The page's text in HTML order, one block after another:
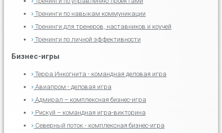
Тренинги по навыкам коммуникации
Тренинги для тренеров, наставников и коучей
Тренинги по личной эффективности
Бизнес-игры
Терра Инкогнита - командная деловая игра
Авиапром - деловая игра
Адмирал – комплексная бизнес-игра
Рискуй – командная игра-викторина
Северный поток - комплексная бизнес-игра